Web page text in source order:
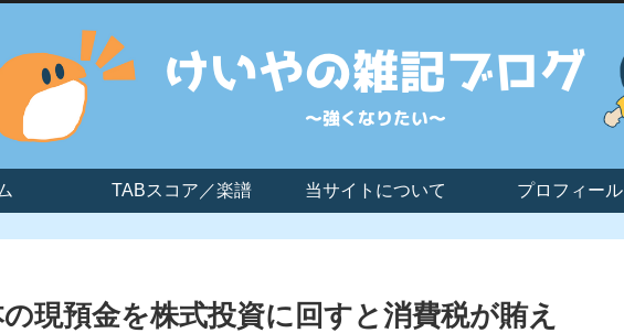
TABスコア／楽譜 当サイトについて プロフィール
現預金を株式投資に回すと消費税が賄え